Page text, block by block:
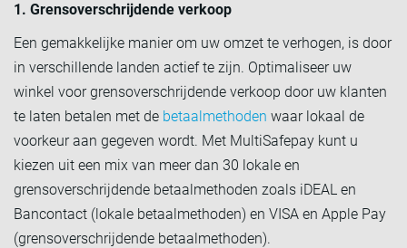
1. Grensoverschrijdende verkoop
Een gemakkelijke manier om uw omzet te verhogen, is door
in verschillende landen actief te zijn. Optimaliseer uw
winkel voor grensoverschrijdende verkoop door uw klanten
te laten betalen met de betaalmethoden waar lokaal de
voorkeur aan gegeven wordt. Met MultiSafepay kunt u
kiezen uit een mix van meer dan 30 lokale en
grensoverschrijdende betaalmethoden zoals iDEAL en
Bancontact (lokale betaalmethoden) en VISA en Apple Pay
(grensoverschrijdende betaalmethoden).